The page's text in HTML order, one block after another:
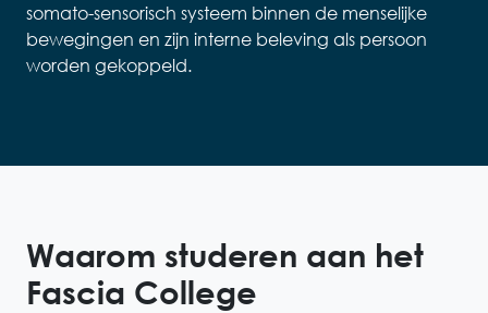
somato-sensorisch systeem binnen de menselijke
bewegingen en zijn interne beleving als persoon
worden gekoppeld.
Waarom studeren aan het
Fascia College